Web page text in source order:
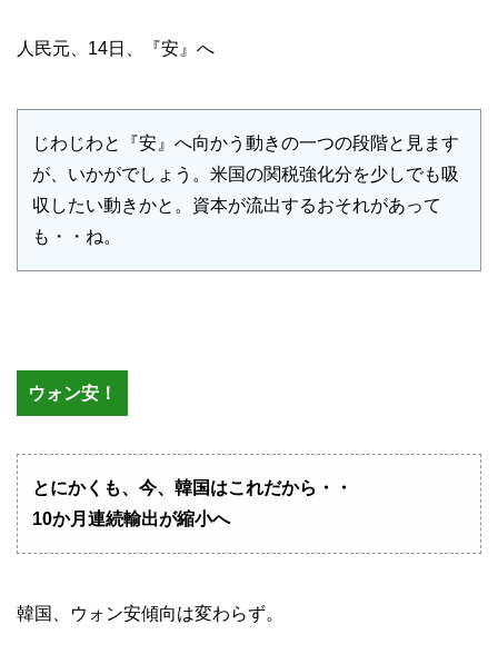
人民元、14日、『安』へ
じわじわと『安』へ向かう動きの一つの段階と見ます
が、いかがでしょう。米国の関税強化分を少しでも吸
収したい動きかと。資本が流出するおそれがあって
も・・ね。
ウォン安！
とにかくも、今、韓国はこれだから・・
10か月連続輸出が縮小へ
韓国、ウォン安傾向は変わらず。